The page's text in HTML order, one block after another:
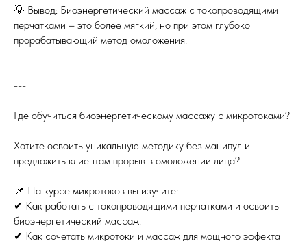
💡 Вывод: Биоэнергетический массаж с токопроводящими
перчатками – это более мягкий, но при этом глубоко
прорабатывающий метод омоложения.
---
Где обучиться биоэнергетическому массажу с микротоками?
Хотите освоить уникальную методику без манипул и
предложить клиентам прорыв в омоложении лица?
📌 На курсе микротоков вы изучите:
✔ Как работать с токопроводящими перчатками и освоить
биоэнергетический массаж.
✔ Как сочетать микротоки и массаж для мощного эффекта